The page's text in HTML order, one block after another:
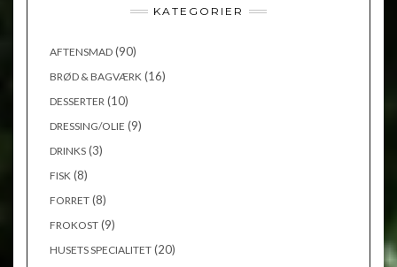
KATEGORIER
AFTENSMAD (90)
BRØD & BAGVÆRK (16)
DESSERTER (10)
DRESSING/OLIE (9)
DRINKS (3)
FISK (8)
FORRET (8)
FROKOST (9)
HUSETS SPECIALITET (20)